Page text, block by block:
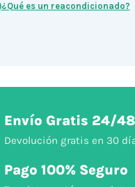
¿Qué es un reacondicionado?
Envío Gratis 24/
Devolución gratis en 30
Pago 100% Seguro